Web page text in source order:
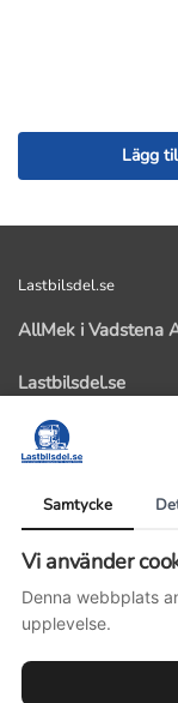
Samtycke
Vi använder
Denna webbplats
upplevelse.
Lägg
Lastbilsdel.se
AllMek i Vadstena
Lastbilsdel.se
59291 Vadstena
E-postadress:
Villkor